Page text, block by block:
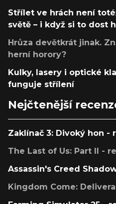
Střílet ve hrách není
světě – i když si to dost
Hrůza devětkrát jinak.
herní horory?
Kulky, lasery i optické
funguje střílení
Nejčtenější
Zaklínač 3: Divoký hon -
The Last of Us: Part II -
Assassin's Creed
Kingdom Come: